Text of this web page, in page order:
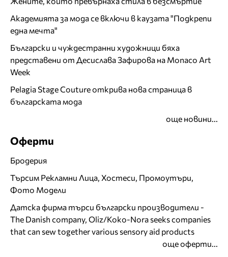
Академията за мода се включи в каузата "Подкрепи
една мечта"
Български и чуждестранни художници бяха
представени от Десислава Зафирова на Monaco Art
Week
Pelagia Stage Couture открива нова страница в
българската мода
още новини...
Оферти
Бродерия
Търсим Рекламни Лица, Хостеси, Промоутъри,
Фото Модели
Датска фирма търси български производители -
The Danish company, Oliz/Koko-Nora seeks companies
that can sew together various sensory aid products
още оферти...